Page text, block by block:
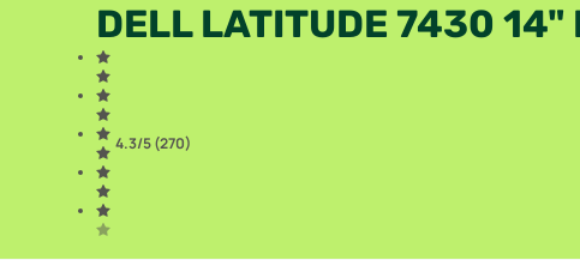
DELL LATITUDE 7430 14"
4.3/5 (270)